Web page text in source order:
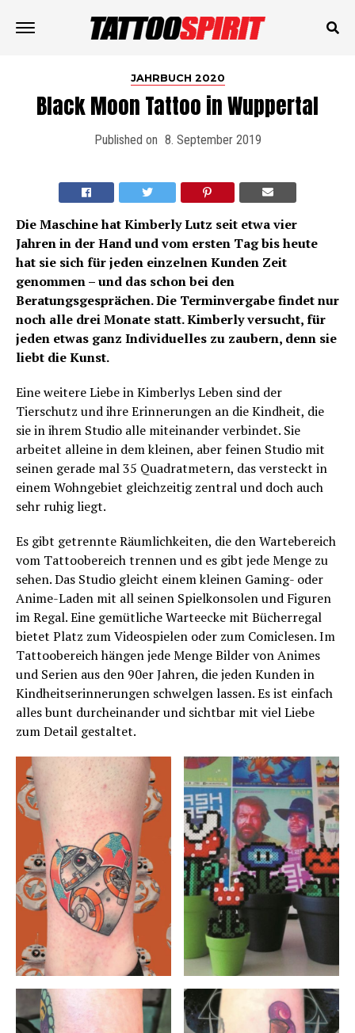
JAHRBUCH 2020
Black Moon Tattoo in Wuppertal
Published on 8. September 2019
Die Maschine hat Kimberly Lutz seit etwa vier
Jahren in der Hand und vom ersten Tag bis heute
hat sie sich für jeden einzelnen Kunden Zeit
genommen – und das schon bei den
Beratungsgesprächen. Die Terminvergabe findet nur
noch alle drei Monate statt. Kimberly versucht, für
jeden etwas ganz Individuelles zu zaubern, denn sie
liebt die Kunst.
Eine weitere Liebe in Kimberlys Leben sind der
Tierschutz und ihre Erinnerungen an die Kindheit, die
sie in ihrem Studio alle miteinander verbindet. Sie
arbeitet alleine in dem kleinen, aber feinen Studio mit
seinen gerade mal 35 Quadratmetern, das versteckt in
einem Wohngebiet gleichzeitig zentral und doch auch
sehr ruhig liegt.
Es gibt getrennte Räumlichkeiten, die den Wartebereich
vom Tattoobereich trennen und es gibt jede Menge zu
sehen. Das Studio gleicht einem kleinen Gaming- oder
Anime-Laden mit all seinen Spielkonsolen und Figuren
im Regal. Eine gemütliche Warteecke mit Bücherregal
bietet Platz zum Videospielen oder zum Comiclesen. Im
Tattoobereich hängen jede Menge Bilder von Animes
und Serien aus den 90er Jahren, die jeden Kunden in
Kindheitserinnerungen schwelgen lassen. Es ist einfach
alles bunt durcheinander und sichtbar mit viel Liebe
zum Detail gestaltet.